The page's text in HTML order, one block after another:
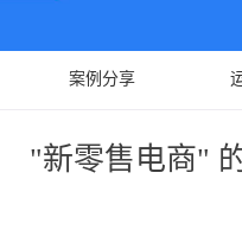
案例分享
"新零售电商"